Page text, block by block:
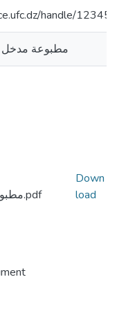
handle/
مطبوعة مدخل
مطبوعة مدخل لعلم الإجتماع.pdf
Down
load